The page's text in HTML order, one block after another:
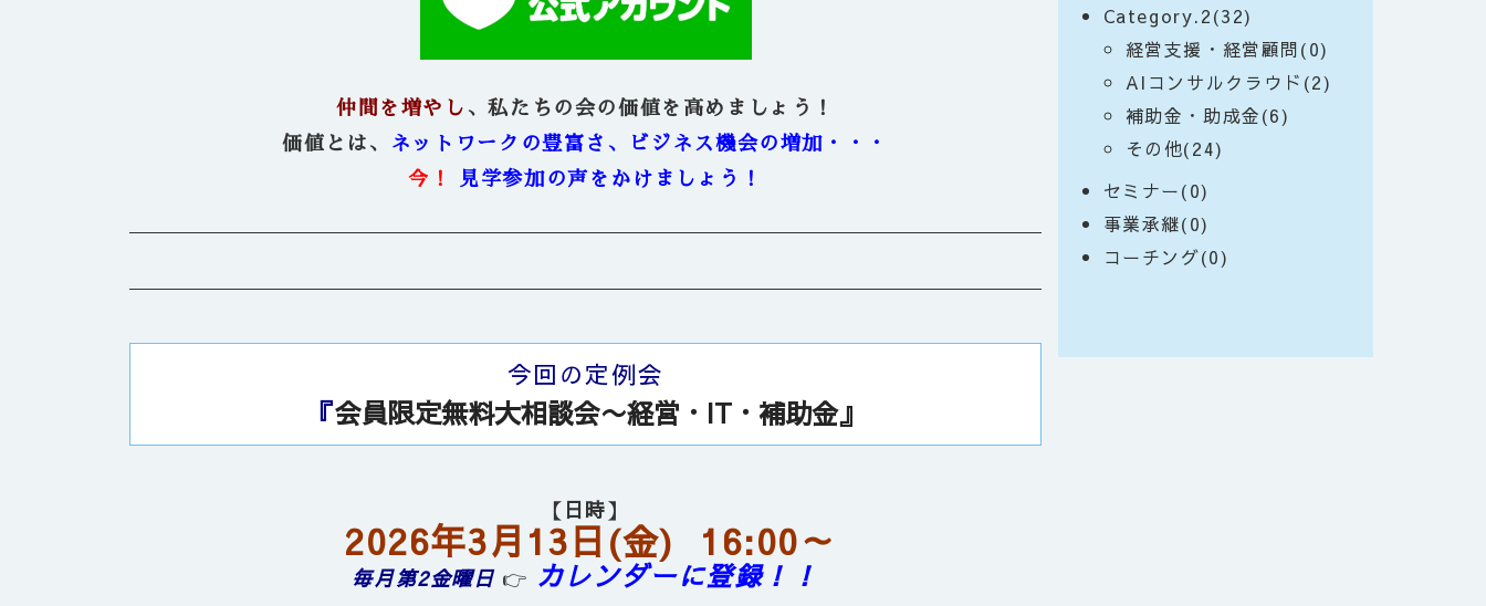
仲間を増やし 、私たちの会の価値を高めましょう！
価値とは、
ネットワークの豊富さ、ビジネス機会の増加・・・
今！
見学参加の声をかけましょう！
今回の定例会
『会員限定無料大相談会〜経営・IT・補助金』
【日時】
2026年3月13日(金) 16:00～
毎月第2金曜日 👉 カレンダーに登録！！
Category.2(32)
経営支援・経営顧問(0)
AIコンサルクラウド(2)
補助金・助成金(6)
その他(24)
セミナー(0)
事業承継(0)
コーチング(0)